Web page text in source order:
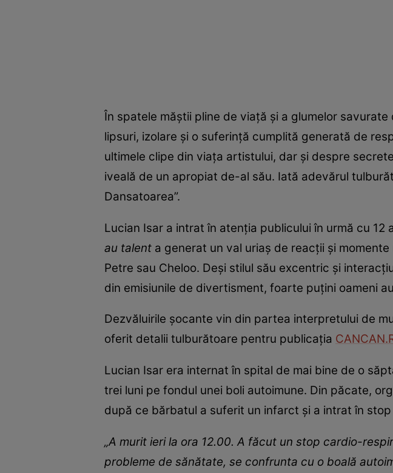
În spatele măștii pline de viață și a glumelor
lipsuri, izolare și o suferință cumplită generată de
ultimele clipe din viața artistului, dar și despre
iveală de un apropiat de-al său. Iată adevărul
Dansatoarea”.
Lucian Isar a intrat în atenția publicului în urmă cu
au talent a generat un val uriaș de reacții și
Petre sau Cheloo. Deși stilul său excentric și
din emisiunile de divertisment, foarte puțini oameni
Dezvăluirile șocante vin din partea interpretului de
oferit detalii tulburătoare pentru publicația
Lucian Isar era internat în spital de mai bine de o
trei luni pe fondul unei boli autoimune. Din păcate,
după ce bărbatul a suferit un infarct și a intrat în
„A murit ieri la ora 12.00. A făcut un stop cardio-
probleme de sănătate, se confrunta cu o boală